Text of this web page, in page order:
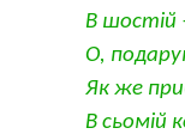
В шостій
О,
Як же
В сьомій